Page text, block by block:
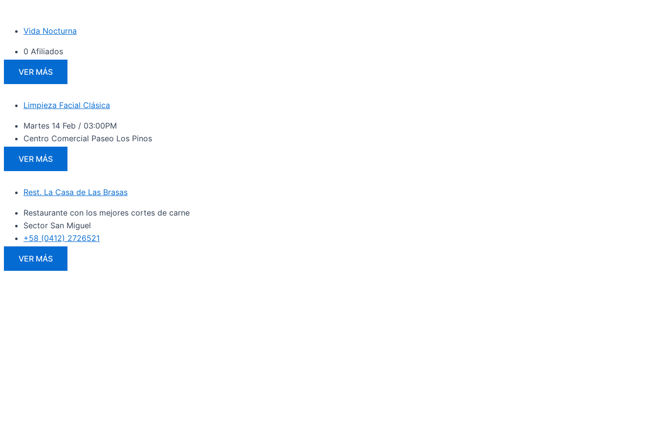
Vida Nocturna
0 Afiliados
VER MÁS
Limpieza Facial Clásica
Martes 14 Feb / 03:00PM
Centro Comercial Paseo Los Pinos
VER MÁS
Rest. La Casa de Las Brasas
Restaurante con los mejores cortes de carne
Sector San Miguel
+58 (0412) 2726521
VER MÁS